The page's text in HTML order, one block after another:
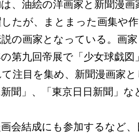
、油絵の洋画家と新聞漫画
たが、まとまった画集や
説の画家となっている。画
第九回帝展で「少女球戯図
注目を集め、新聞漫画家
新聞」、「東京日日新聞」な
会結成にも参加するなど